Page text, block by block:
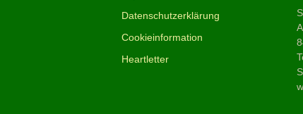
Datenschutzerklärung
Cookieinformation
Heartletter